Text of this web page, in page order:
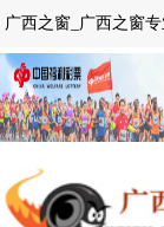
广西之窗_广西之窗